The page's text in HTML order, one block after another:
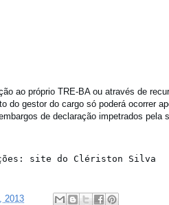
ao próprio TRE-BA ou através de
do gestor do cargo só poderá ocorrer
de declaração impetrados pela
site do Clériston Silva
2013